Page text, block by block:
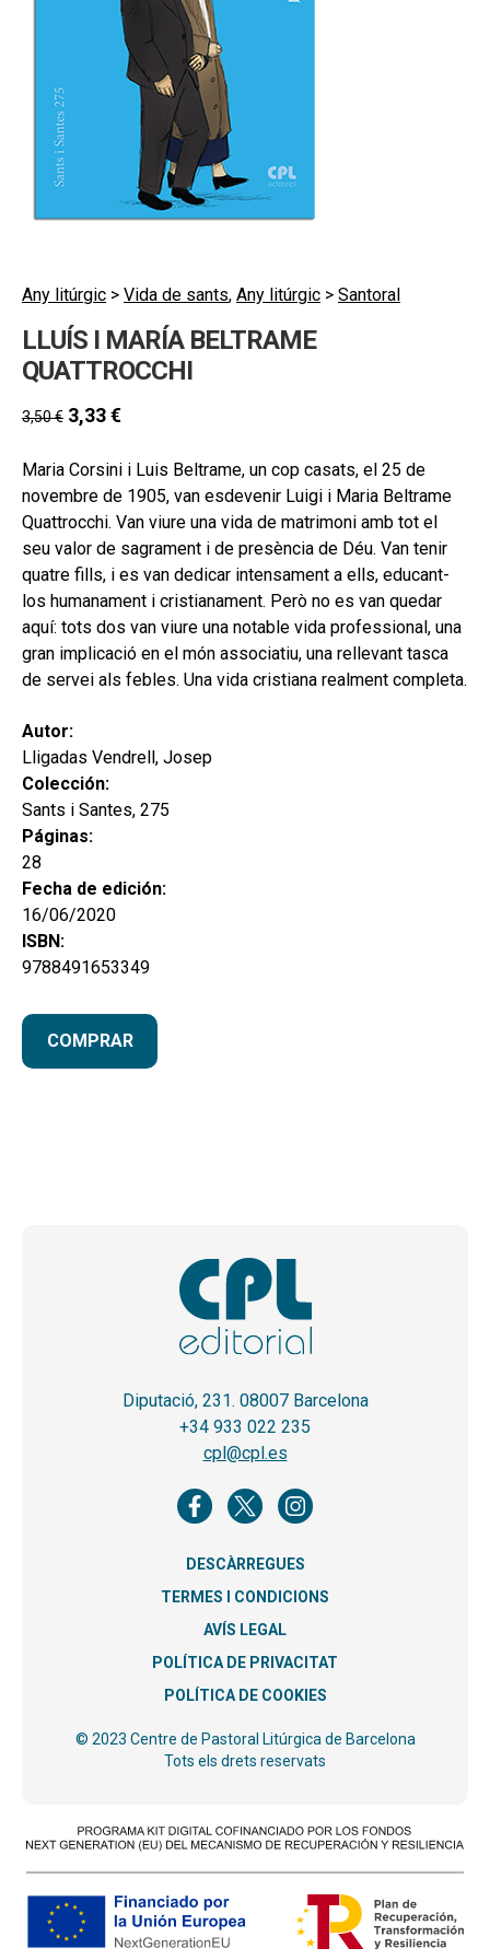
EL MEU COMPTE
CAT
ESP
Any litúrgic > Vida de sants, Any litúrgic > Santoral
LLUÍS I MARÍA BELTRAME
QUATTROCCHI
3,50€ 3,33€
Maria Corsini i Luis Beltrame, un cop casats, el 25 de
novembre de 1905, van esdevenir Luigi i Maria Beltrame
Quattrocchi. Van viure una vida de matrimoni amb tot el
seu valor de sagrament i de presència de Déu. Van tenir
quatre fills, i es van dedicar intensament a ells, educant-
los humanament i cristianament. Però no es van quedar
aquí: tots dos van viure una notable vida professional, una
gran implicació en el món associatiu, una rellevant tasca
de servei als febles. Una vida cristiana realment completa.
Autor:
Lligadas Vendrell, Josep
Colección:
Sants i Santes, 275
Páginas:
28
Fecha de edición:
16/06/2020
ISBN:
9788491653349
COMPRAR
Diputació, 231. 08007 Barcelona
+34 933 022 235
cpl@cpl.es
DESCÀRREGUES
TERMES I CONDICIONS
AVÍS LEGAL
POLÍTICA DE PRIVACITAT
POLÍTICA DE COOKIES
© 2023 Centre de Pastoral Litúrgica de Barcelona
Tots els drets reservats